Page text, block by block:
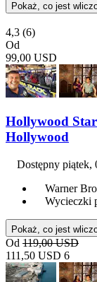
Pokaż, co jest
4,3 (6)
Od
99,00 USD
Hollywood
Hollywood
Dostępny piątek,
Warner
Wycieczki
Pokaż, co jest
Od 119,00 USD
111,50 USD 6